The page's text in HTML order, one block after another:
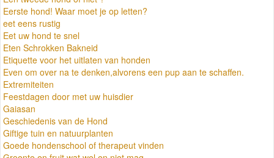
Eerste hond! Waar moet je op letten?
eet eens rustig
Eet uw hond te snel
Eten Schrokken Bakneid
Etiquette voor het uitlaten van honden
Even om over na te denken,alvorens een pup aan te schaffen.
Extremiteiten
Feestdagen door met uw huisdier
Gaiasan
Geschiedenis van de Hond
Giftige tuin en natuurplanten
Goede hondenschool of therapeut vinden